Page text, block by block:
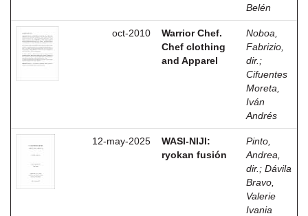
Belén
oct-2010
Warrior Chef.
Chef clothing
and Apparel
Noboa,
Fabrizio,
dir. ;
Cifuentes
Moreta,
Iván
Andrés
12-may-2025
WASI-NIJI:
ryokan fusión
Pinto,
Andrea,
dir. ; Dávila
Bravo,
Valerie
Ivania